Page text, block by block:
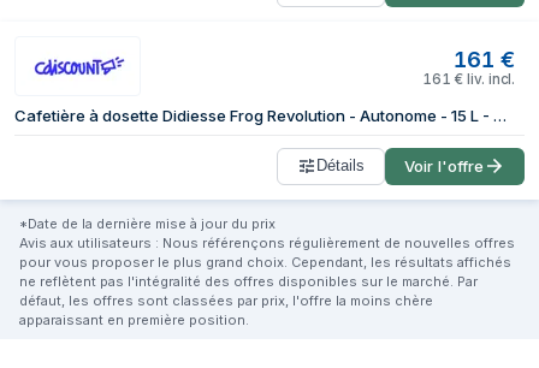
161 €
161 € liv. incl.
Cafetière à dosette Didiesse Frog Revolution - Autonome - 15 L - Dosette de café - 650 W - Noir Ivoire
Détails Voir l'offre
*Date de la dernière mise à jour du prix
Avis aux utilisateurs : Nous référençons régulièrement de nouvelles offres
pour vous proposer le plus grand choix. Cependant, les résultats affichés
ne reflètent pas l'intégralité des offres disponibles sur le marché. Par
défaut, les offres sont classées par prix, l'offre la moins chère
apparaissant en première position.